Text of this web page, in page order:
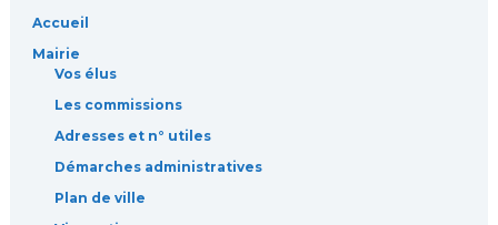
Accueil
Mairie
Vos élus
Les commissions
Adresses et n° utiles
Démarches administratives
Plan de ville